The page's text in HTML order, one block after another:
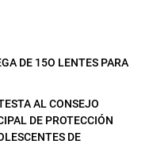
DE 15O LENTES PARA
AL CONSEJO
DE PROTECCIÓN
DE